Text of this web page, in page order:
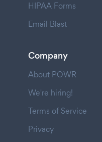
HIPAA Forms
Email Blast
Company
About POWR
We're hiring!
Terms of Service
Privacy